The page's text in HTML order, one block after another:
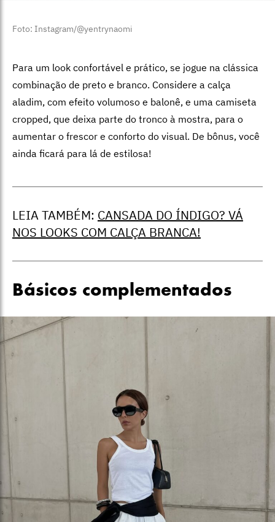
Foto: Instagram/@yentrynaomi
Para um look confortável e prático, se jogue na clássica
combinação de preto e branco. Considere a calça
aladim, com efeito volumoso e balonê, e uma camiseta
cropped, que deixa parte do tronco à mostra, para o
aumentar o frescor e conforto do visual. De bônus, você
ainda ficará para lá de estilosa!
LEIA TAMBÉM: CANSADA DO ÍNDIGO? VÁ
NOS LOOKS COM CALÇA BRANCA!
Básicos complementados